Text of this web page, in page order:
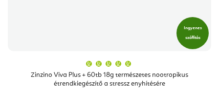
Ingyenes
szállítás
Zinzino Viva Plus + 60tb 18g természetes nootropikus
étrendkiegészítő a stressz enyhítésére
átlagos
értékelése
5-